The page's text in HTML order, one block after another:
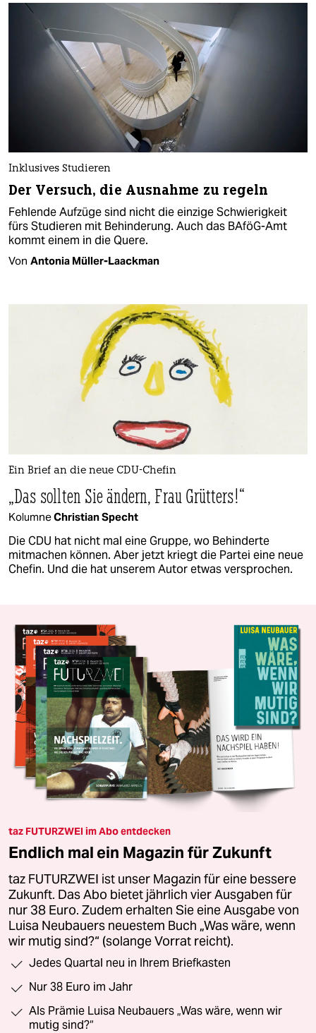
Inklusives Studieren
Der Versuch, die Ausnahme zu regeln
Fehlende Aufzüge sind nicht die einzige Schwierigkeit
fürs Studieren mit Behinderung. Auch das BAföG-Amt
kommt einem in die Quere.
Von Antonia Müller-Laackman
Ein Brief an die neue CDU-Chefin
„Das sollten Sie ändern, Frau Grütters!“
KolumneChristian Specht
Die CDU hat nicht mal eine Gruppe, wo Behinderte
mitmachen können. Aber jetzt kriegt die Partei eine neue
Chefin. Und die hat unserem Autor etwas versprochen.
taz FUTURZWEI im Abo entdecken
Endlich mal ein Magazin für Zukunft
taz FUTURZWEI ist unser Magazin für eine bessere
Zukunft. Das Abo bietet jährlich vier Ausgaben für
nur 38 Euro. Zudem erhalten Sie eine Ausgabe von
Luisa Neubauers neuestem Buch „Was wäre, wenn
wir mutig sind?“ (solange Vorrat reicht).
Jedes Quartal neu in Ihrem Briefkasten
Nur 38 Euro im Jahr
Als Prämie Luisa Neubauers „Was wäre, wenn wir
mutig sind?“